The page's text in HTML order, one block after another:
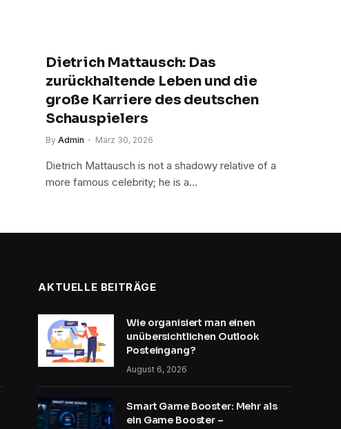
Dietrich Mattausch: Das
zurückhaltende Leben und die
große Karriere des deutschen
Schauspielers
By Admin März 30, 2026
Dietrich Mattausch is not a shadowy relative of a
more famous celebrity; he is a…
AKTUELLE BEITRÄGE
Wie organisiert man einen
unübersichtlichen Outlook
Posteingang?
August 6, 2026
Smart Game Booster: Mehr als
ein Game Booster –